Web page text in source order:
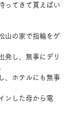
ってきて貰えばい
山の家で指輪をゲ
発し、無事にデリ
、ホテルにも無事
ンした母から電